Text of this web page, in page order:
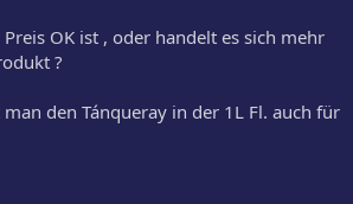
OK ist , oder handelt es sich mehr
?
den Tánqueray in der 1L Fl. auch für